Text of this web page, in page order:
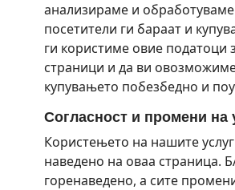
анализираме и
посетители ги бараат и
ги користиме овие податоци
страници и да ви
купувањето побезбедно и
Согласност и промени на
Користењето на нашите
наведено на оваа страница.
горенаведено, а сите